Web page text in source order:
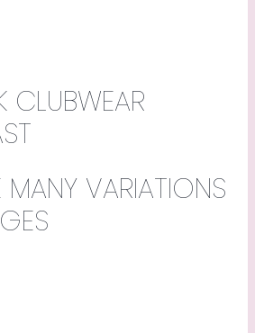
CLUBWEAR
MANY VARIATIONS